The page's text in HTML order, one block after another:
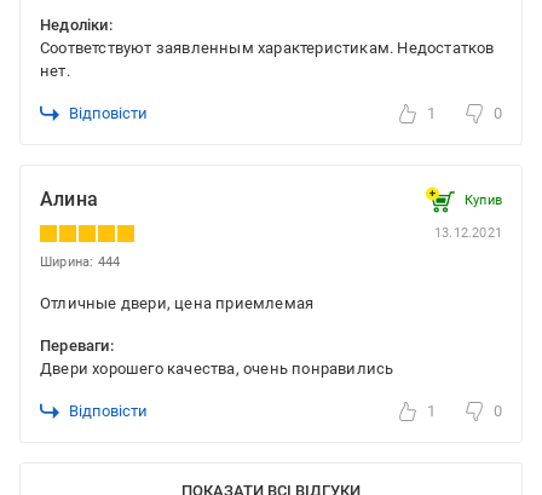
Недоліки:
Соответствуют заявленным характеристикам. Недостатков
нет.
Відповісти 1 0
Алина Купив
13.12.2021
Ширина: 444
Отличные двери, цена приемлемая
Переваги:
Двери хорошего качества, очень понравились
Відповісти 1 0
ПОКАЗАТИ ВСІ ВІДГУКИ